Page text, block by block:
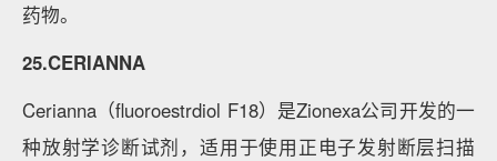
药物。
25.CERIANNA
Cerianna（fluoroestrdiol F18）是Zionexa公司开发的一
种放射学诊断试剂，适用于使用正电子发射断层扫描